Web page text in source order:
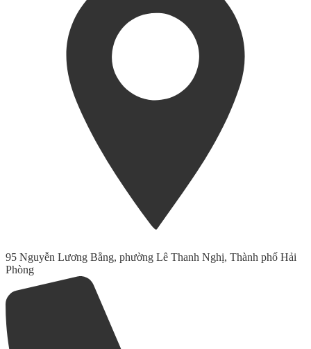
95 Nguyễn Lương Bằng, phường Lê Thanh Nghị, Thành phố Hải
Phòng